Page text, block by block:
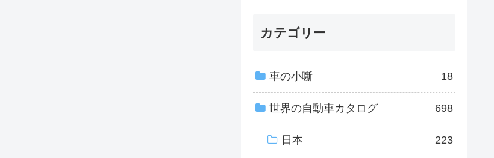
カテゴリー
車の小噺 18
世界の自動車カタログ 698
日本 223